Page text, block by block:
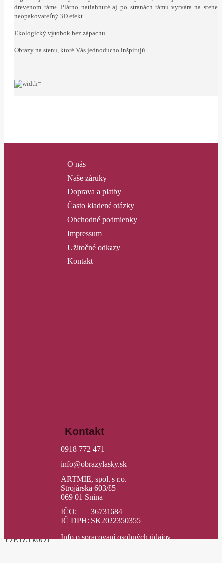
drevenom ráme. Plátno natiahnuté aj po stranách rámu vytvára na stene
neopakovateľný 3D efekt.
Ekologický výrobok bez zápachu.
Obrazy na stenu, ktoré Vás jednoducho inšpirujú.
O nás
Naše záruky
Doprava a platby
Často kladené otázky
Obchodné podmienky
Impressum
Užitočné odkazy
Kontakt
Kontakt
0918 772 471
info@obrazylasky.sk
ARTMIE, spol. s r.o.
Strojárska 603/85
069 01 Snina
IČO:
36731684
IČ DPH: SK2022350355
Info o spracovaní osobných údajov
YzE1ZTk0OT